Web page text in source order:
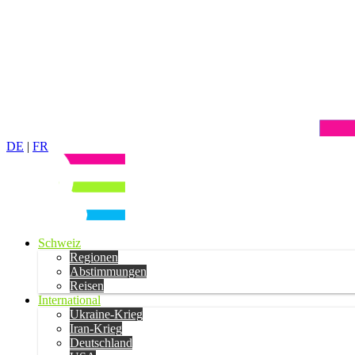
DE | FR
Schweiz
Regionen
Abstimmungen
Reisen
International
Ukraine-Krieg
Iran-Krieg
Deutschland